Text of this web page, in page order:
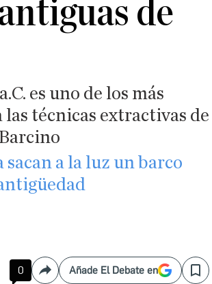
de
es uno de los más
técnicas extractivas de
a la luz un barco
0 CompartirAñade El Debate en Save